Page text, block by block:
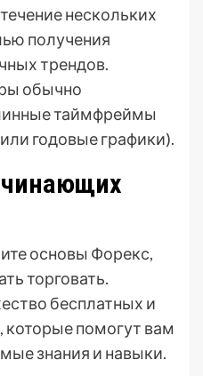
нескольких
получения
трендов.
обычно
таймфреймы
годовые графики).
основы Форекс,
торговать.
бесплатных и
которые помогут вам
знания и навыки.